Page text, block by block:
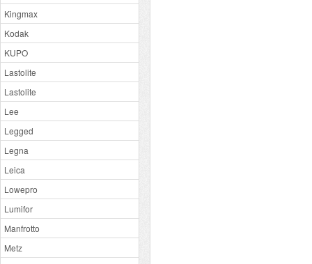
Kingmax
Kodak
KUPO
Lastolite
Lastolite
Lee
Legged
Legna
Leica
Lowepro
Lumifor
Manfrotto
Metz